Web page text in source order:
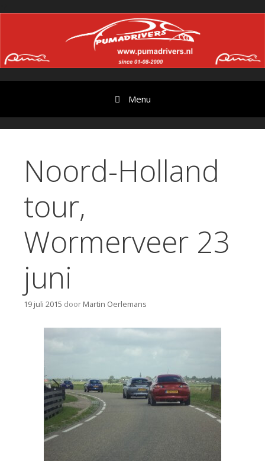
Menu
Noord-Holland
tour,
Wormerveer 23
juni
19 juli 2015 door Martin Oerlemans